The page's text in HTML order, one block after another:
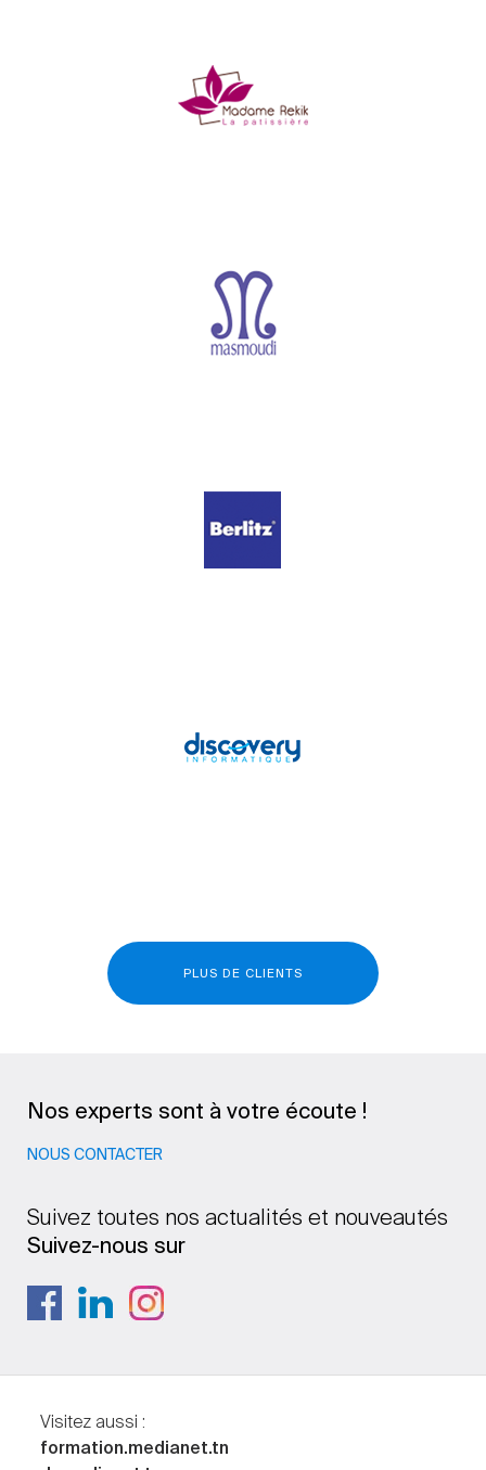
PLUS DE CLIENTS
Nos experts sont à votre écoute !
NOUS CONTACTER
Suivez toutes nos actualités et nouveautés
Suivez-nous sur
Visitez aussi :
formation.medianet.tn